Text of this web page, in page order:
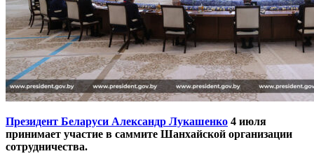
Президент Беларуси Александр Лукашенко 4 июля
принимает участие в саммите Шанхайской организации
сотрудничества.